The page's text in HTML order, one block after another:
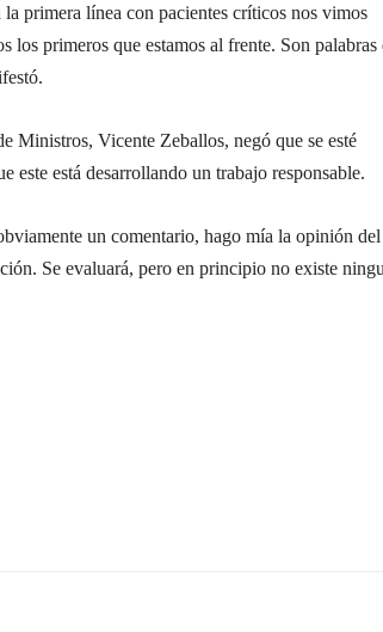
primera línea con pacientes críticos nos vimos
los primeros que estamos al frente. Son palabras
Ministros, Vicente Zeballos, negó que se esté
este está desarrollando un trabajo responsable.
un comentario, hago mía la opinión del
Se evaluará, pero en principio no existe